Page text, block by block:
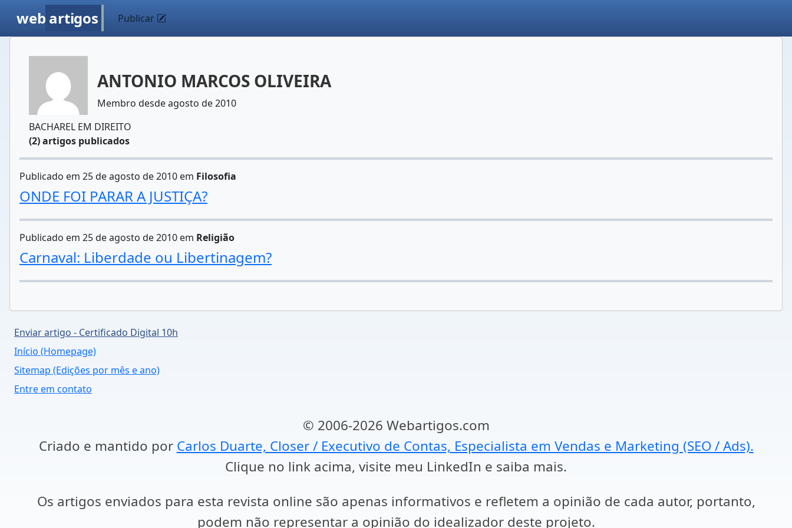
web artigos Publicar
ANTONIO MARCOS OLIVEIRA
Membro desde agosto de 2010
BACHAREL EM DIREITO
(2) artigos publicados
Publicado em 25 de agosto de 2010 em Filosofia
ONDE FOI PARAR A JUSTIÇA?
Publicado em 25 de agosto de 2010 em Religião
Carnaval: Liberdade ou Libertinagem?
Enviar artigo - Certificado Digital 10h
Início (Homepage)
Sitemap (Edições por mês e ano)
Entre em contato
© 2006-2026 Webartigos.com
Criado e mantido por Carlos Duarte, Closer / Executivo de Contas, Especialista em Vendas e Marketing (SEO / Ads).
Clique no link acima, visite meu LinkedIn e saiba mais.
Os artigos enviados para esta revista online são apenas informativos e refletem a opinião de cada autor, portanto,
podem não representar a opinião do idealizador deste projeto.